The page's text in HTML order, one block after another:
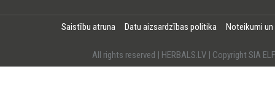
Saistību atruna Datu aizsardzības politika Noteikumi
All rights reserved | HERBALS.LV | Copyright SIA